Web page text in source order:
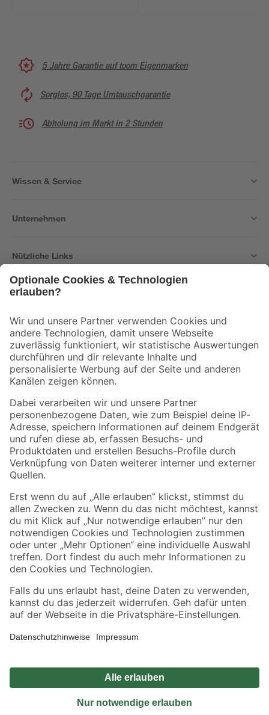
5 Jahre Garantie auf toom Eigenmarken
Sorglos, 90 Tage Umtauschgarantie
Abholung im Markt in 2 Stunden
Wissen & Service
Unternehmen
Nützliche Links
Der toom Newsletter: Keine Angebote und Aktionen mehr verpassen!
Zur Newsletter Anmeldung
Folge uns
Zahlungsarten Versandarten
Sicher einkaufen
Jetzt die toom-App herunterladen
Alle Preisangaben in EUR inkl. gesetzl. MwSt.. Die dargestellten Angebote sind unter
Umständen nicht in allen Märkten verfügbar. Die angegebenen Verfügbarkeiten beziehen
Produkte nur solange der Vorrat reicht.
*Paketversand ab 59 € versandkostenfrei, gilt nicht für Artikel mit Speditionsversand, hier
Privatsphäre Impressum
Nutzungsbedingungen
Widerrufsrecht
Vertrag widerrufen